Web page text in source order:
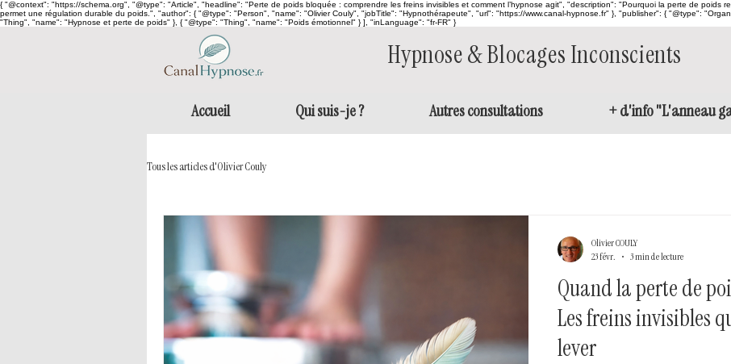
{ "@context": "https://schema.org", "@type": "Article", "headline": "Perte de poids bloquée : comprendre les freins invisibles et comment l’hypnose agit", "description": "Pourquoi la perte de poids
permet une régulation durable du poids.", "author": { "@type": "Person", "name": "Olivier Couly", "jobTitle": "Hypnothérapeute", "url": "https://www.canal-hypnose.fr" }, "publisher": { "@type":
"Thing", "name": "Hypnose et perte de poids" }, { "@type": "Thing", "name": "Poids émotionnel" } ], "inLanguage": "fr-FR" }
Hypnose & Blocages Inconscients
Accueil Qui suis-je ? Autres consultations + d'info "L'anneau
Tous les articles d'Olivier Couly
Quand la perte de
Les freins invisibles
lever
Olivier COULY
23 févr.
3 min de lecture